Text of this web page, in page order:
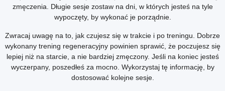
zmęczenia. Długie sesje zostaw na dni, w których jesteś na tyle
wypoczęty, by wykonać je porządnie.
Zwracaj uwagę na to, jak czujesz się w trakcie i po treningu. Dobrze
wykonany trening regeneracyjny powinien sprawić, że poczujesz się
lepiej niż na starcie, a nie bardziej zmęczony. Jeśli na koniec jesteś
wyczerpany, poszedłeś za mocno. Wykorzystaj tę informację, by
dostosować kolejne sesje.